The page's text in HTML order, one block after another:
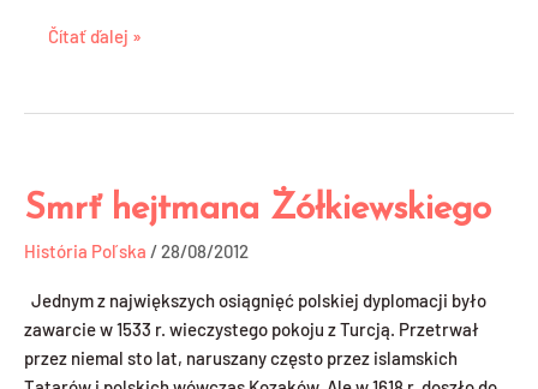
Čítať ďalej »
Smrť hejtmana Żółkiewskiego
História Poľska /28/08/2012
Jednym z największych osiągnięć polskiej dyplomacji było
zawarcie w 1533 r. wieczystego pokoju z Turcją. Przetrwał
przez niemal sto lat, naruszany często przez islamskich
Smrť
Żółkiewskiego